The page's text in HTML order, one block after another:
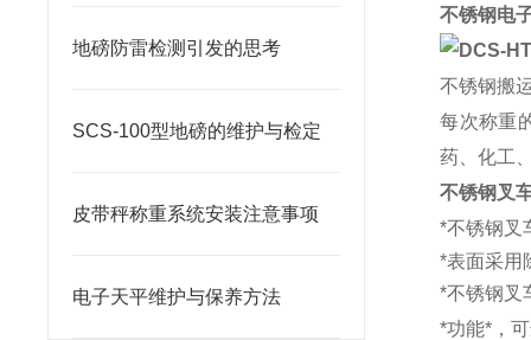
地磅防雷检测引发的思考
SCS-100型地磅的维护与检定
皮带秤称重系统安装注意事项
电子天平维护与保养方法
不锈钢电
DCS-
不锈钢搬
每次称重
药、化工
不锈钢叉
*不锈钢叉
*表面采用
*不锈钢叉
*功能*，